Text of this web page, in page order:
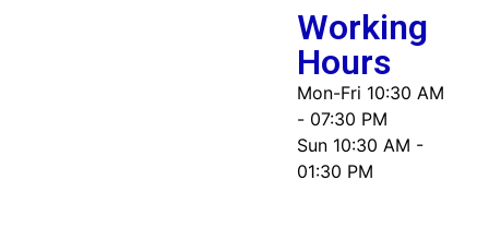
Working
Hours
Mon-Fri 10:30 AM
- 07:30 PM
Sun 10:30 AM -
01:30 PM